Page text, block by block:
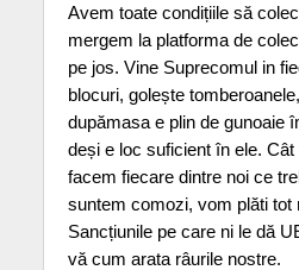
Avem toate condițiile să
mergem la platforma de
pe jos. Vine Suprecomul in
blocuri, golește
dupămasa e plin de gunoaie
deși e loc suficient în ele.
facem fiecare dintre noi ce
suntem comozi, vom plăti tot
Sancțiunile pe care ni le dă
vă cum arata râurile nostre.